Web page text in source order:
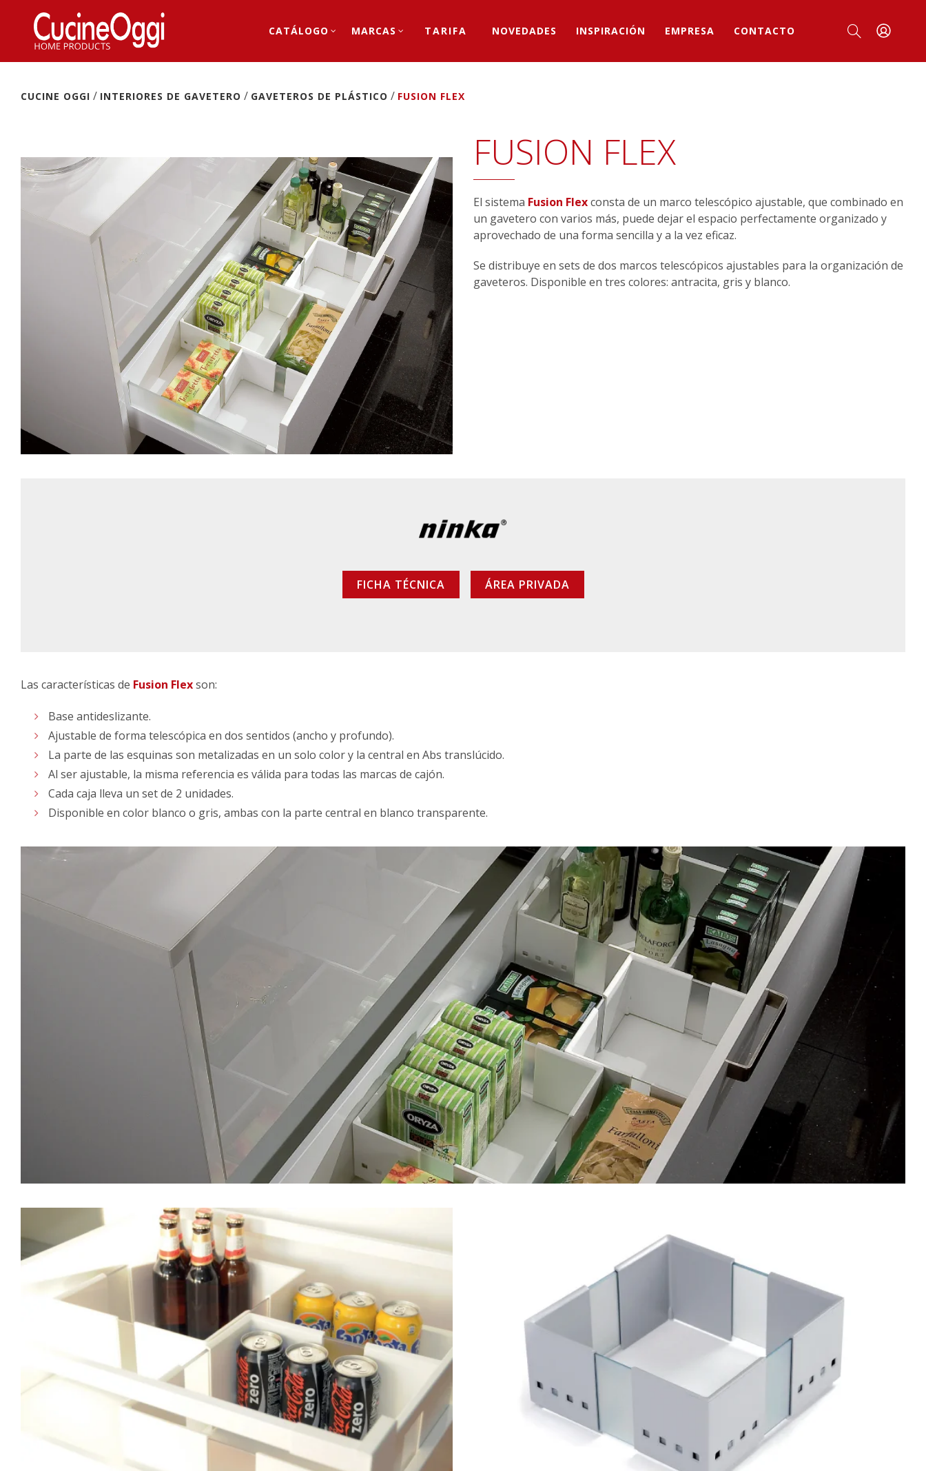
CATÁLOGO MARCAS TARIFA NOVEDADES INSPIRACIÓN EMPRESA CONTACTO
CUCINE OGGI / INTERIORES DE GAVETERO / GAVETEROS DE PLÁSTICO / FUSION FLEX
FUSION FLEX
El sistema Fusion Flexconsta de un marco telescópico ajustable, que combinado en
un gavetero con varios más, puede dejar el espacio perfectamente organizado y
aprovechado de una forma sencilla y a la vez eficaz.
Se distribuye en sets de dos marcos telescópicos ajustables para la organización de
gaveteros. Disponible en tres colores: antracita, gris y blanco.
FICHA TÉCNICA ÁREA PRIVADA
Las características de Fusion Flexson:
Base antideslizante.
Ajustable de forma telescópica en dos sentidos (ancho y profundo).
La parte de las esquinas son metalizadas en un solo color y la central en Abs translúcido.
Al ser ajustable, la misma referencia es válida para todas las marcas de cajón.
Cada caja lleva un set de 2 unidades.
Disponible en color blanco o gris, ambas con la parte central en blanco transparente.